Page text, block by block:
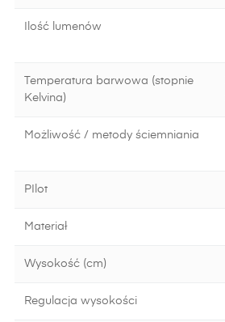
Ilość lumenów
Temperatura barwowa (stopnie
Kelvina)
Możliwość / metody ściemniania
PIlot
Materiał
Wysokość (cm)
Regulacja wysokości